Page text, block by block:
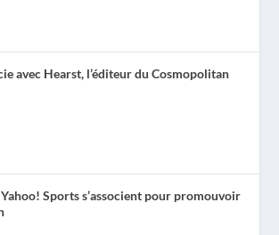
avec Hearst, l’éditeur du Cosmopolitan
Sports s’associent pour promouvoir